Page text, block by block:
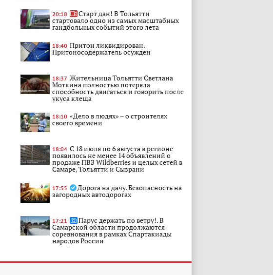
20:18 Старт дан! В Тольятти
стартовало одно из самых масштабных
гандбольных событий этого лета
18:40 Притон ликвидирован.
Притоносодержатель осужден
18:37 Жительница Тольятти Светлана
Моткина полностью потеряла
способность двигаться и говорить после
укуса клеща
18:10 «Дело в людях» – о строителях
своего времени
18:04 С 18 июля по 6 августа в регионе
появилось не менее 14 объявлений о
продаже ПВЗ Wildberries и целых сетей в
Самаре, Тольятти и Сызрани
17:55 Дорога на дачу. Безопасность на
загородных автодорогах
17:21 Парус держать по ветру!. В
Самарской области продолжаются
соревнования в рамках Спартакиады
народов России
инвалида: как один укус клеща